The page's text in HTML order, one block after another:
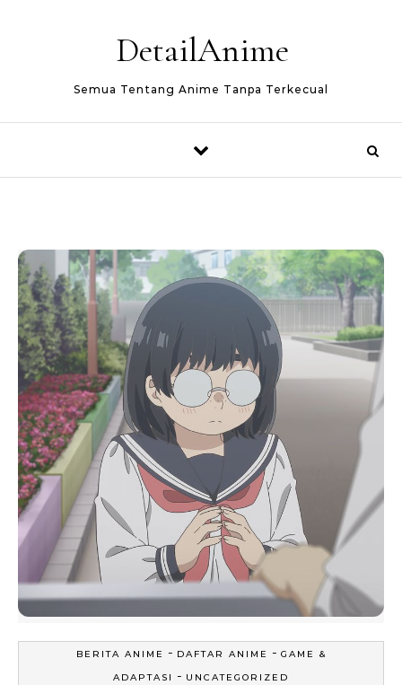
DetailAnime
Semua Tentang Anime Tanpa Terkecual
BERITA ANIME - DAFTAR ANIME - GAME &
ADAPTASI
- UNCATEGORIZED